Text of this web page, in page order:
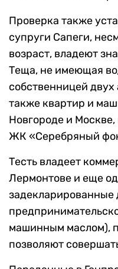
Проверка также
супруги Сапеги,
возраст, владеют
Теща, не имеющая
собственницей двух
также квартир и
Новгороде и
ЖК «Серебряный
Тесть владеет
Лермонтове и еще
задекларированные
машинным маслом),
позволяют